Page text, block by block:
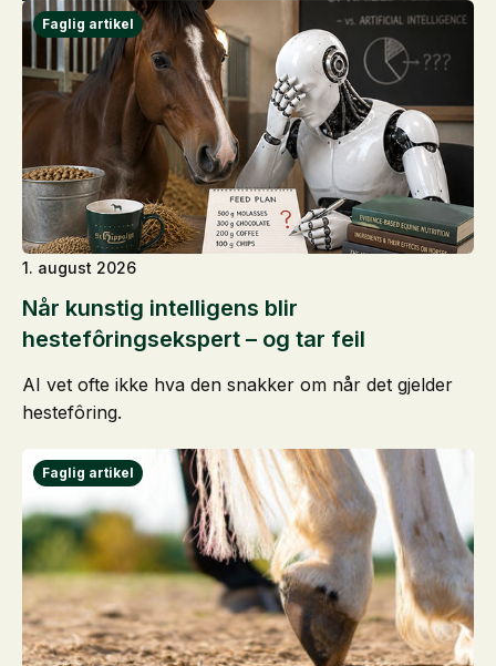
Når kunstig intelligens blir
hestefôringsekspert – og tar feil
1. august 2026
AI vet ofte ikke hva den snakker om når det gjelder
hestefôring.